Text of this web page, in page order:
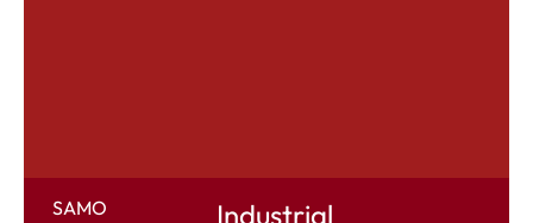
SAMO Industrial